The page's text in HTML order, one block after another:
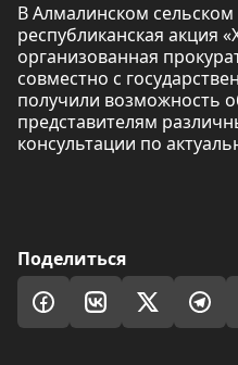
В Алмалинском
республиканская акция
организованная
совместно с
получили возможность
представителям
консультации по
Поделиться